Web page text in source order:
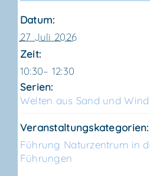
Datum:
27 Juli 2026
Zeit:
10:30– 12:30
Serien:
Wel­ten aus Sand und Wind
Veranstaltungskategorien:
Führung Naturzentrum in
Führungen